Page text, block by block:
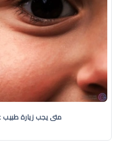
متى يجب زيارة طبيب